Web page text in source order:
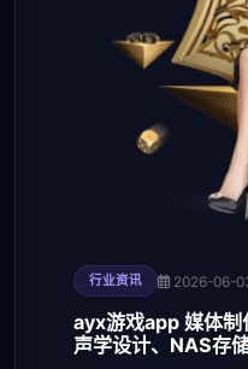
行业资讯 2026-06-
ayx游戏app 媒体制
声学设计、NAS存